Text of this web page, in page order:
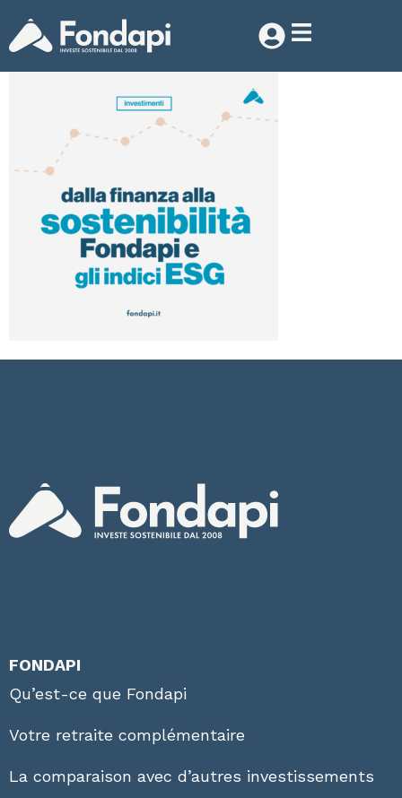
FONDAPI
Qu’est-ce que Fondapi
Votre retraite complémentaire
La comparaison avec d’autres investissements